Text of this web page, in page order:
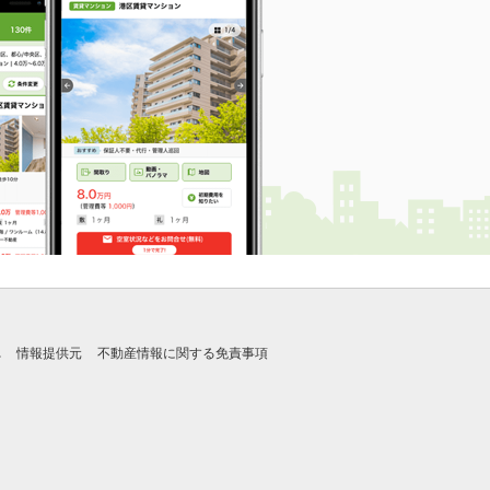
情報提供元 不動産情報に関する免責事項